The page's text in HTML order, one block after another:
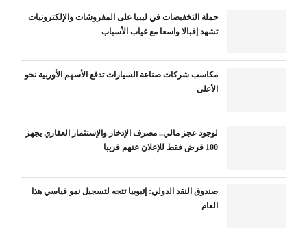
حملة التخفيضات في ليبيا على المفروشات والإلكترونيات
تشهد إقبالا واسعا مع غياب الأسباب
مكاسب شركات صناعة السيارات تدفع الأسهم الأوربية نحو
الأعلى
لوجود عجز مالي.. مصرف الإدخار والإستثمار العقاري يجهز
100 قرض فقط للإعلان عنهم قريبا
صندوق النقد الدولي: إثيوبيا تتجه لتسجيل نمو قياسي هذا
العام